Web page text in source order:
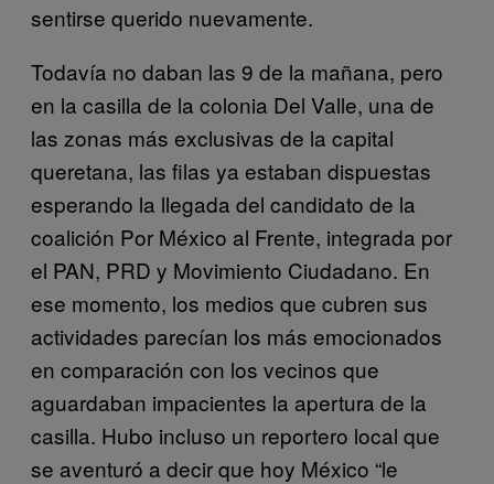
sentirse querido nuevamente.
Todavía no daban las 9 de la mañana, pero
en la casilla de la colonia Del Valle, una de
las zonas más exclusivas de la capital
queretana, las filas ya estaban dispuestas
esperando la llegada del candidato de la
coalición Por México al Frente, integrada por
el PAN, PRD y Movimiento Ciudadano. En
ese momento, los medios que cubren sus
actividades parecían los más emocionados
en comparación con los vecinos que
aguardaban impacientes la apertura de la
casilla. Hubo incluso un reportero local que
se aventuró a decir que hoy México “le